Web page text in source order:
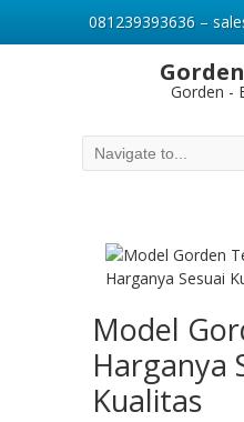
Gorden -
Model
Harganya
Kualitas
081239393636 –